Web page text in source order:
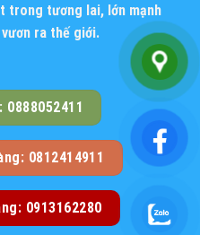
trong tương lai, lớn mạnh
ra thế giới.
0888052411
0812414911
0913162280